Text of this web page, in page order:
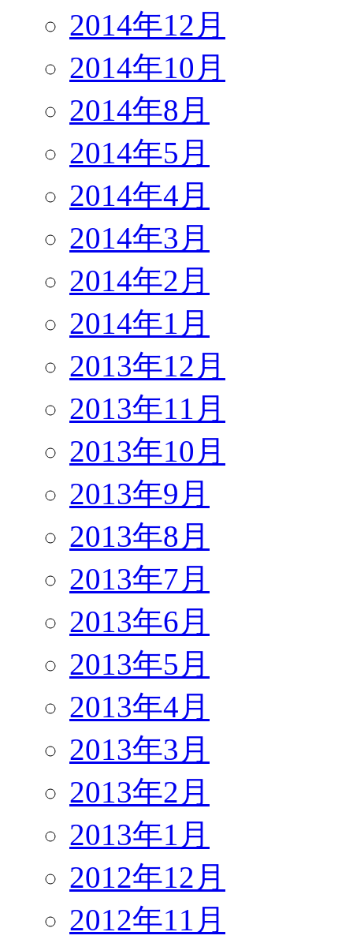
2014年12月
2014年10月
2014年8月
2014年5月
2014年4月
2014年3月
2014年2月
2014年1月
2013年12月
2013年11月
2013年10月
2013年9月
2013年8月
2013年7月
2013年6月
2013年5月
2013年4月
2013年3月
2013年2月
2013年1月
2012年12月
2012年11月